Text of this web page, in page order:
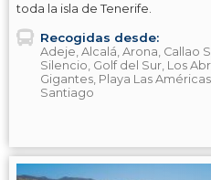
toda la isla de Tenerife.
Recogidas desde:
Adeje, Alcalá, Arona, Callao
Silencio, Golf del Sur, Los
Gigantes, Playa Las
Santiago